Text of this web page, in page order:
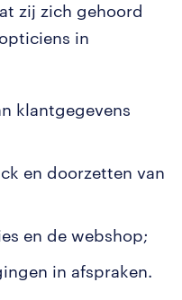
zij zich gehoord
in
klantgegevens
en doorzetten van
en de webshop;
in afspraken.